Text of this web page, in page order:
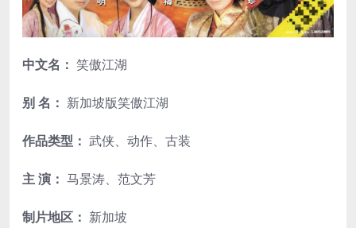
中文名： 笑傲江湖
别 名： 新加坡版笑傲江湖
作品类型： 武侠、动作、古装
主 演： 马景涛、范文芳
制片地区： 新加坡